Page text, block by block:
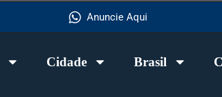
Anuncie Aqui
Cidade Brasil